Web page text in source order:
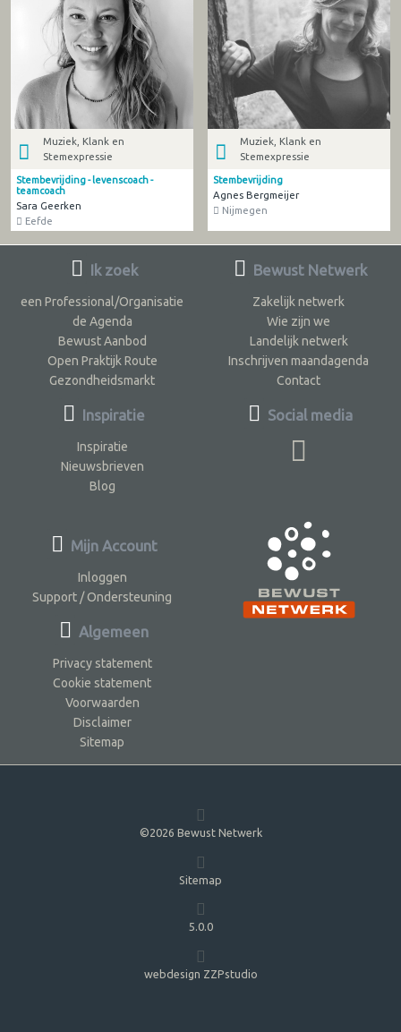
Muziek, Klank en
Stemexpressie
Stembevrijding - levenscoach -
teamcoach
Sara Geerken
Eefde
Muziek, Klank en
Stemexpressie
Stembevrijding
Agnes Bergmeijer
Nijmegen
Ik zoek
een Professional/Organisatie
de Agenda
Bewust Aanbod
Open Praktijk Route
Gezondheidsmarkt
Inspiratie
Inspiratie
Nieuwsbrieven
Blog
Bewust Netwerk
Zakelijk netwerk
Wie zijn we
Landelijk netwerk
Inschrijven maandagenda
Contact
Social media
Mijn Account
Inloggen
Support / Ondersteuning
Algemeen
Privacy statement
Cookie statement
Voorwaarden
Disclaimer
Sitemap
©2026 Bewust Netwerk
Sitemap
5.0.0
webdesign ZZPstudio